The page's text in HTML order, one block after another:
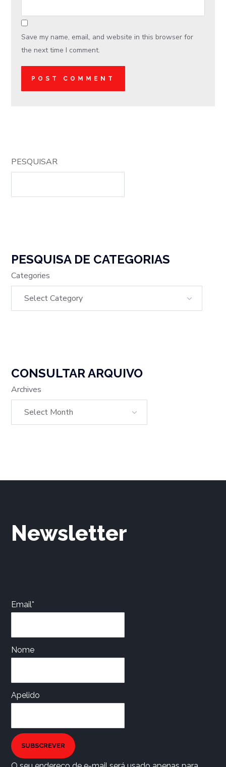
Save my name, email, and website in this browser for
the next time I comment.
PESQUISAR
PESQUISA DE CATEGORIAS
Categories
CONSULTAR ARQUIVO
Archives
Newsletter
Email*
Nome
Apelido
SUBSCREVER